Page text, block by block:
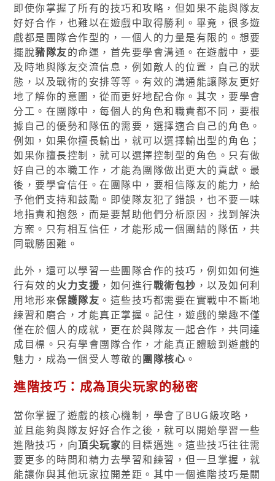
即使你掌握了所有的技巧和攻略，但如果不能與隊友
好好合作，也難以在遊戲中取得勝利。畢竟，很多遊
戲都是團隊合作型的，一個人的力量是有限的。想要
擺脫豬隊友的命運，首先要學會溝通。在遊戲中，要
及時地與隊友交流信息，例如敵人的位置，自己的狀
態，以及戰術的安排等等。有效的溝通能讓隊友更好
地了解你的意圖，從而更好地配合你。其次，要學會
分工。在團隊中，每個人的角色和職責都不同，要根
據自己的優勢和隊伍的需要，選擇適合自己的角色。
例如，如果你擅長輸出，就可以選擇輸出型的角色；
如果你擅長控制，就可以選擇控制型的角色。只有做
好自己的本職工作，才能為團隊做出更大的貢獻。最
後，要學會信任。在團隊中，要相信隊友的能力，給
予他們支持和鼓勵。即使隊友犯了錯誤，也不要一味
地指責和抱怨，而是要幫助他們分析原因，找到解決
方案。只有相互信任，才能形成一個團結的隊伍，共
同戰勝困難。
此外，還可以學習一些團隊合作的技巧，例如如何進
行有效的火力支援 ，如何進行戰術包抄 ，以及如何利
用地形來保護隊友 。這些技巧都需要在實戰中不斷地
練習和磨合，才能真正掌握。記住，遊戲的樂趣不僅
僅在於個人的成就，更在於與隊友一起合作，共同達
成目標。只有學會團隊合作，才能真正體驗到遊戲的
魅力，成為一個受人尊敬的團隊核心 。
進階技巧：成為頂尖玩家的秘密
當你掌握了遊戲的核心機制，學會了BUG級攻略，
並且能夠與隊友好好合作之後，就可以開始學習一些
進階技巧，向頂尖玩家的目標邁進。這些技巧往往需
要更多的時間和精力去學習和練習，但一旦掌握，就
能讓你與其他玩家拉開差距。其中一個進階技巧是關